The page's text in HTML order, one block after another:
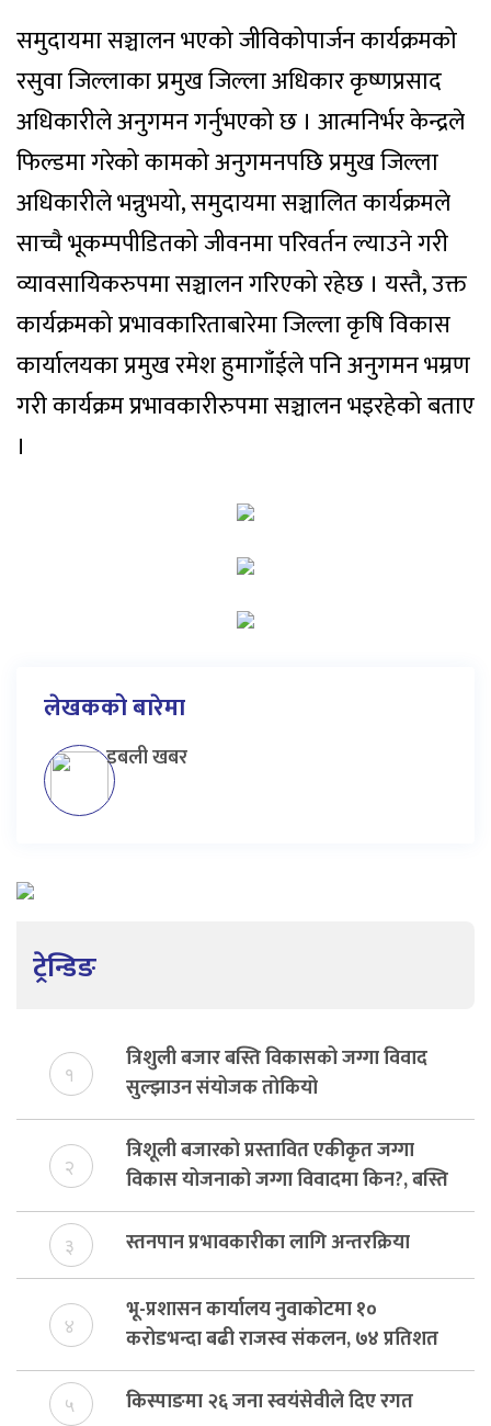
समुदायमा सञ्चालन भएको जीविकोपार्जन कार्यक्रमको
रसुवा जिल्लाका प्रमुख जिल्ला अधिकार कृष्णप्रसाद
अधिकारीले अनुगमन गर्नुभएको छ । आत्मनिर्भर केन्द्रले
फिल्डमा गरेको कामको अनुगमनपछि प्रमुख जिल्ला
अधिकारीले भन्नुभयो, समुदायमा सञ्चालित कार्यक्रमले
साच्चै भूकम्पपीडितको जीवनमा परिवर्तन ल्याउने गरी
व्यावसायिकरुपमा सञ्चालन गरिएको रहेछ । यस्तै, उक्त
कार्यक्रमको प्रभावकारिताबारेमा जिल्ला कृषि विकास
कार्यालयका प्रमुख रमेश हुमागाँईले पनि अनुगमन भम्रण
गरी कार्यक्रम प्रभावकारीरुपमा सञ्चालन भइरहेको बताए
।
लेखकको बारेमा
डबली खबर
ट्रेन्डिङ
१
त्रिशुली बजार बस्ति विकासको जग्गा विवाद
सुल्झाउन संयोजक तोकियो
२
त्रिशूली बजारको प्रस्तावित एकीकृत जग्गा
विकास योजनाको जग्गा विवादमा किन?, बस्ति
विकास दर्ता नभए समिति विघटन हुने
३ स्तनपान प्रभावकारीका लागि अन्तरक्रिया
४
भू-प्रशासन कार्यालय नुवाकोटमा १०
करोडभन्दा बढी राजस्व संकलन, ७४ प्रतिशत
बेरुजु फर्छयौट
५ किस्पाङमा २६ जना स्वयंसेवीले दिए रगत